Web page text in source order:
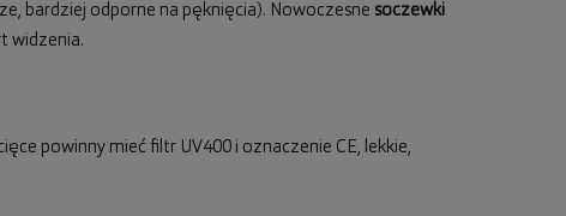
bardziej odporne na pęknięcia). Nowoczesne soczewki
widzenia.
powinny mieć filtr UV400 i oznaczenie CE, lekkie,